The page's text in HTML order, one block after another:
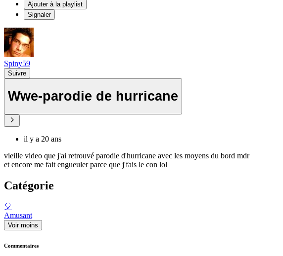
Ajouter à la playlist
Signaler
Spiny59
Suivre
Wwe-parodie de hurricane
il y a 20 ans
vieille video que j'ai retrouvé parodie d'hurricane avec les moyens du bord mdr
et encore me fait engueuler parce que j'fais le con lol
Catégorie
🎈
Amusant
Voir moins
Commentaires